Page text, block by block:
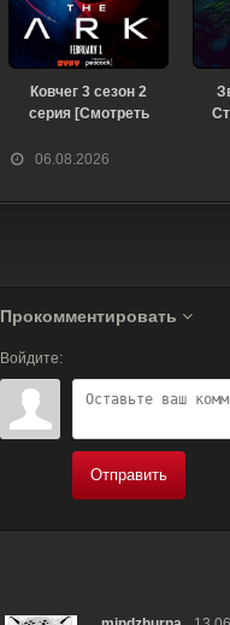
06.08.2026
Ковчег 3 сезон 2
серия [Смотреть
Прокомментировать
Войдите:
Отправить